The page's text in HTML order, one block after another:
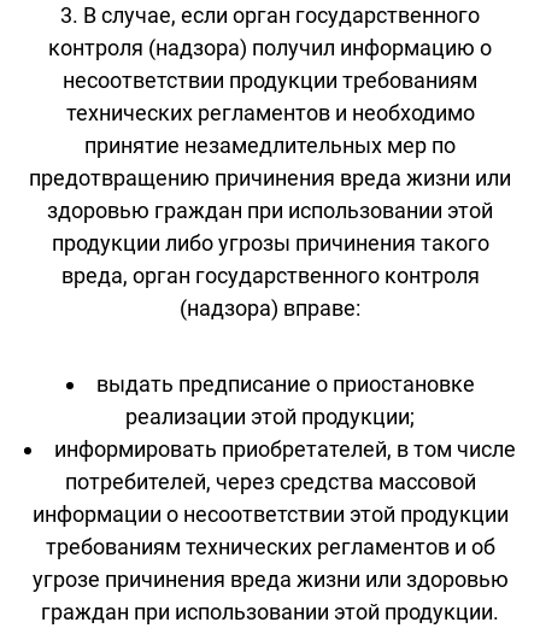
3. В случае, если орган государственного
контроля (надзора) получил информацию о
несоответствии продукции требованиям
технических регламентов и необходимо
принятие незамедлительных мер по
предотвращению причинения вреда жизни или
здоровью граждан при использовании этой
продукции либо угрозы причинения такого
вреда, орган государственного контроля
(надзора) вправе:
выдать предписание о приостановке
реализации этой продукции;
информировать приобретателей, в том числе
потребителей, через средства массовой
информации о несоответствии этой продукции
требованиям технических регламентов и об
угрозе причинения вреда жизни или здоровью
граждан при использовании этой продукции.